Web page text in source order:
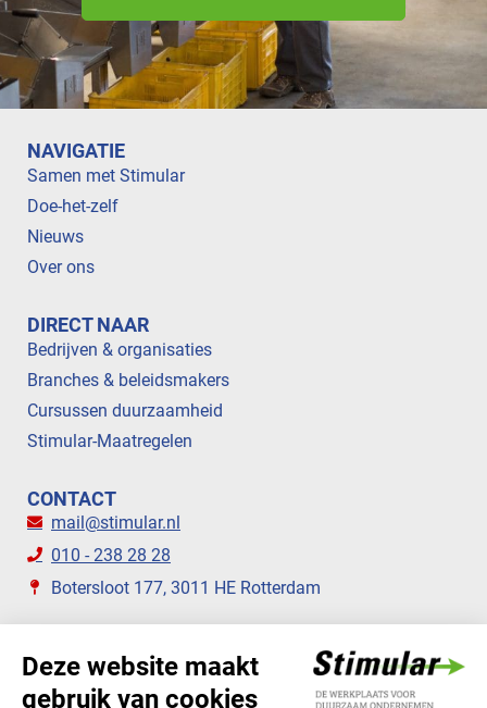
NAVIGATIE
Samen met Stimular
Doe-het-zelf
Nieuws
Over ons
DIRECT NAAR
Bedrijven & organisaties
Branches & beleidsmakers
Cursussen duurzaamheid
Stimular-Maatregelen
CONTACT
mail@stimular.nl
010 - 238 28 28
Botersloot 177, 3011 HE Rotterdam